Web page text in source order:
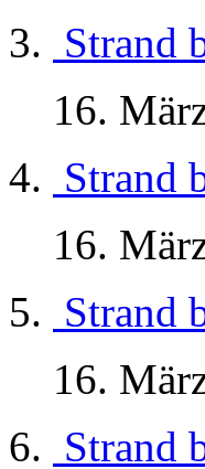
Strand
16.
Strand
16.
Strand
16.
Strand